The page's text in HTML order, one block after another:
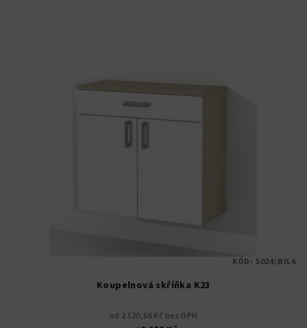
Koupelnová skříňka K23
od 2 520,66 Kč bez DPH
KÓD: 5024/BIL6